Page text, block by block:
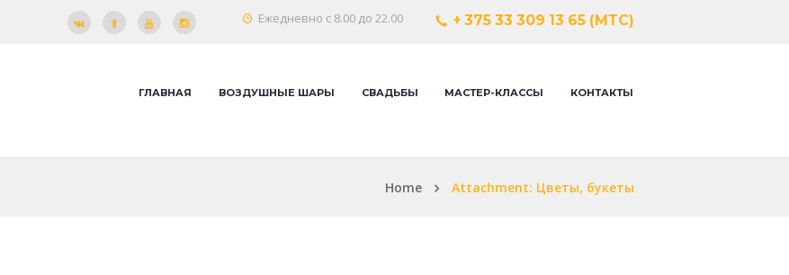
+ 375 33 309 13 65 (МТС)
Ежедневно с 8.00 до 22.00
ГЛАВНАЯ ВОЗДУШНЫЕ ШАРЫ СВАДЬБЫ МАСТЕР-КЛАССЫ КОНТАКТЫ
Home Attachment: Цветы, букеты